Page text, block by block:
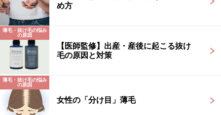
め方
薄毛・抜け毛の悩み
の原因
【医師監修】出産・産後に起こる抜け
毛の原因と対策
薄毛・抜け毛の悩み
の原因
女性の「分け目」薄毛